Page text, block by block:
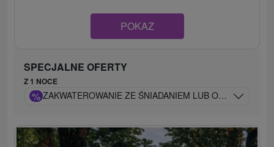
POKAZ
SPECJALNE OFERTY
Z 1 NOCE
% ZAKWATEROWANIE ZE ŚNIADANIEM LUB